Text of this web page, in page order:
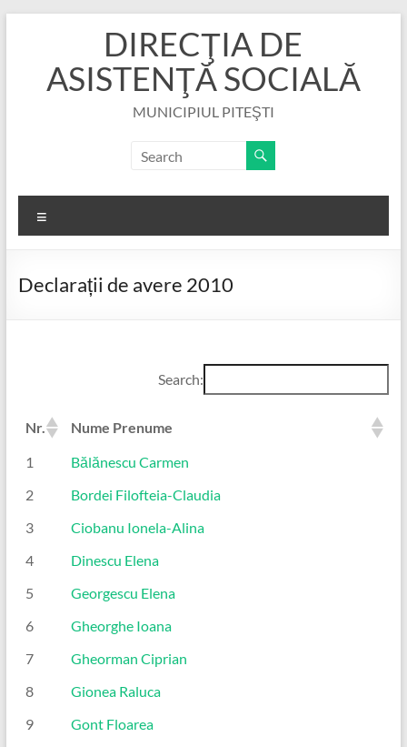
DIRECŢIA DE
ASISTENŢĂ SOCIALĂ
MUNICIPIUL PITEŞTI
Declarații de avere 2010
Search:
Nr.
Nume Prenume
1
Bălănescu Carmen
2
Bordei Filofteia-Claudia
3
Ciobanu Ionela-Alina
4
Dinescu Elena
5
Georgescu Elena
6
Gheorghe Ioana
7
Gheorman Ciprian
8
Gionea Raluca
9
Gont Floarea